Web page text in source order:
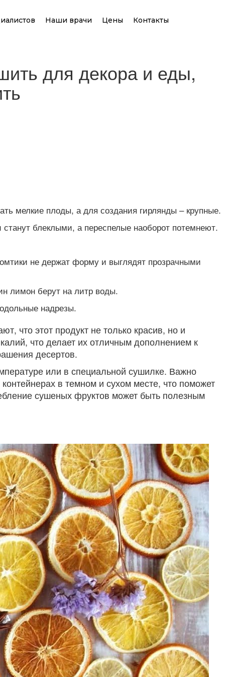
Наши врачи Цены Контакты
для декора и еды,
мелкие плоды, а для создания гирлянды – крупные.
блеклыми, а переспелые наоборот потемнеют.
не держат форму и выглядят прозрачными
лимон берут на литр воды.
надрезы.
что этот продукт не только красив, но и
что делает их отличным дополнением к
десертов.
или в специальной сушилке. Важно
в темном и сухом месте, что поможет
сушеных фруктов может быть полезным